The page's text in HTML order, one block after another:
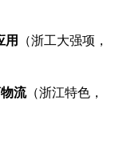
用
（浙工大强项，
流（浙江特色，